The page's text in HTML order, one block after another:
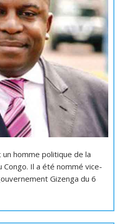
homme politique de la
Il a été nommé vice-
Gizenga du 6